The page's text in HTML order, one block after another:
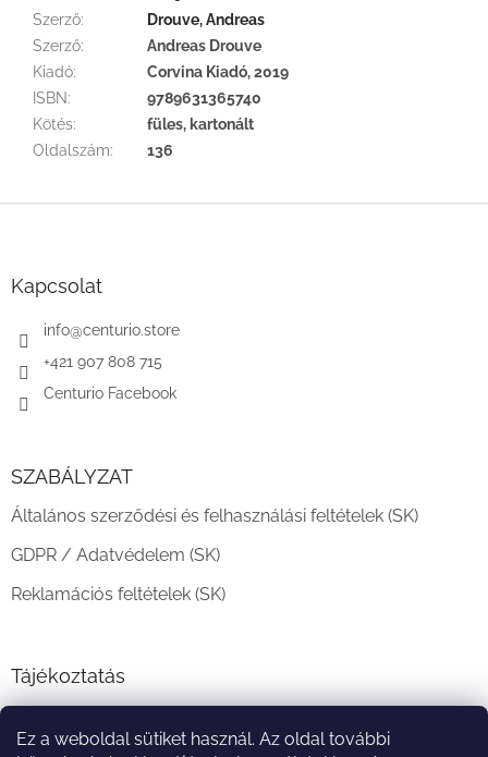
Ez a weboldal sütiket használ. Az oldal további
Szerző:
Drouve, Andreas
Szerző:
Andreas Drouve
Kiadó:
Corvina Kiadó, 2019
ISBN:
9789631365740
Kötés:
füles, kartonált
Oldalszám: 136
Kapcsolat
info@centurio.store
+421 907 808 715
Centurio Facebook
SZABÁLYZAT
Általános szerződési és felhasználási feltételek (SK)
GDPR / Adatvédelem (SK)
Reklamációs feltételek (SK)
Tájékoztatás